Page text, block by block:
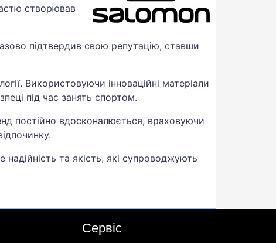
створював
підтвердив свою репутацію, ставши
Використовуючи інноваційні матеріали
під час занять спортом.
постійно вдосконалюється, враховуючи
та якість, які супроводжують
Сервіс